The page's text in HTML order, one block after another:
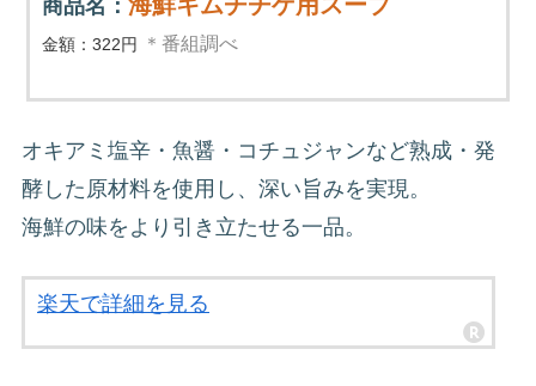
商品名：
金額：322円 ＊番組調べ
オキアミ塩辛・魚醤・コチュジャンなど熟成・発
酵した原材料を使用し、深い旨みを実現。
海鮮の味をより引き立たせる一品。
楽天で詳細を見る